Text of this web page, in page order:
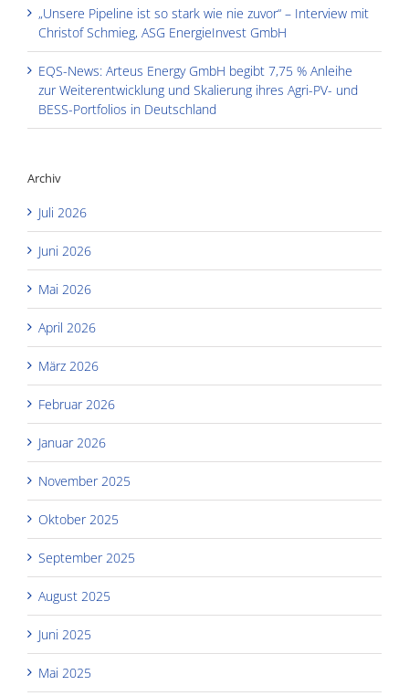
„Unsere Pipeline ist so stark wie nie zuvor“ – Interview mit
Christof Schmieg, ASG EnergieInvest GmbH
EQS-News: Arteus Energy GmbH begibt 7,75 % Anleihe
zur Weiterentwicklung und Skalierung ihres Agri-PV- und
BESS-Portfolios in Deutschland
Archiv
Juli 2026
Juni 2026
Mai 2026
April 2026
März 2026
Februar 2026
Januar 2026
November 2025
Oktober 2025
September 2025
August 2025
Juni 2025
Mai 2025